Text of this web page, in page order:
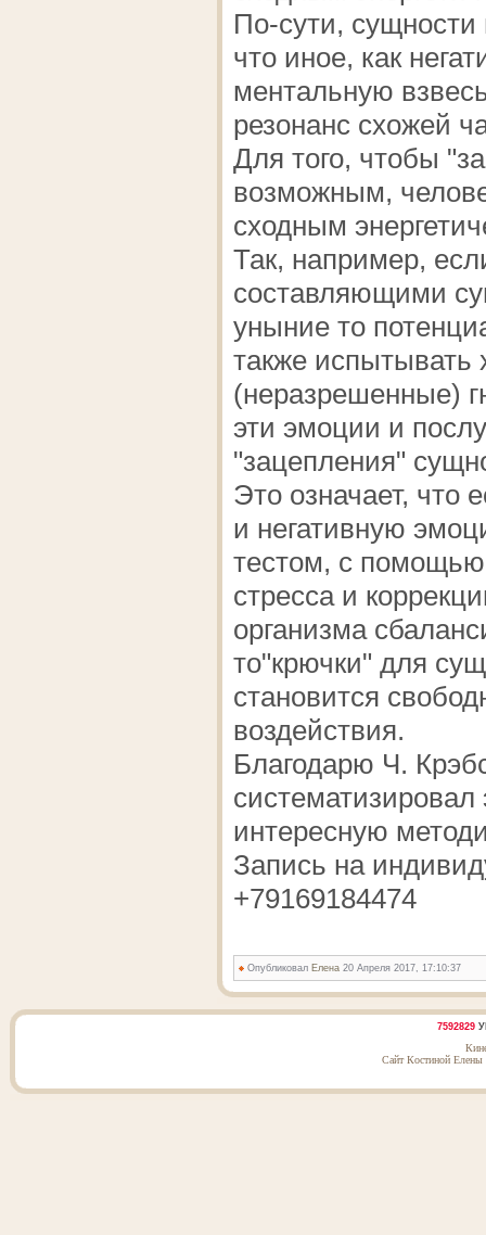
По-сути, сущности
что иное, как
ментальную
резонанс схожей
Для того, чтобы
возможным,
сходным
Так, например,
составляющими
уныние то
также испытывать
(неразрешенные)
эти эмоции и
"зацепления"
Это означает, что
и негативную
тестом, с помощью
стресса и
организма
то"крючки" для
становится
воздействия.
Благодарю Ч.
систематизировал
интересную
Запись на
+79169184474
Опубликовал Елена 20 Апреля 2017, 17:10:37
7592829
Сайт Костиной